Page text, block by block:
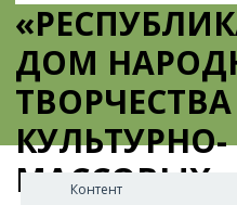
ДОМ
КУЛЬТУРНО-
МАССОВЫХ
Контент